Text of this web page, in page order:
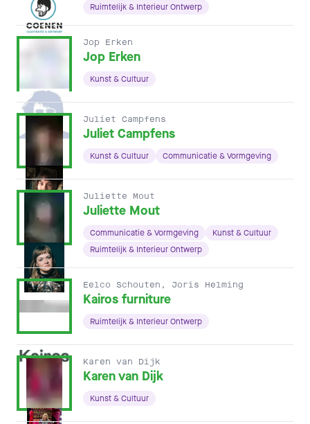
Ruimtelijk & Interieur Ontwerp
Jop Erken
Jop Erken
Kunst & Cultuur
Juliet Campfens
Juliet Campfens
Kunst & Cultuur Communicatie & Vormgeving
Juliette Mout
Juliette Mout
Communicatie & Vormgeving
Kunst & Cultuur
Ruimtelijk & Interieur Ontwerp
Eelco Schouten, Joris Helming
Kairos furniture
Ruimtelijk & Interieur Ontwerp
Karen van Dijk
Karen van Dijk
Kunst & Cultuur